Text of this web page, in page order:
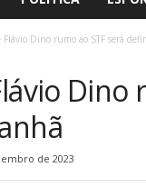
Flávio Dino rumo ao STF será
Dino
de 2023